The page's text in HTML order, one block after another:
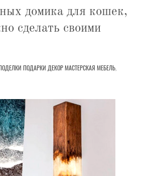
домика для кошек,
сделать своими
ПОДАРКИ ДЕКОРМАСТЕРСКАЯ МЕБЕЛЬ,